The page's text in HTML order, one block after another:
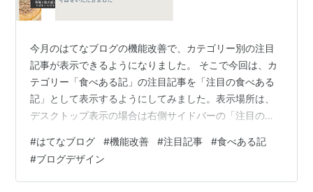
今月のはてなブログの機能改善で、カテゴリー別の注目
記事が表示できるようになりました。 そこで今回は、カ
テゴリー「食べある記」の注目記事を「注目の食べある
記」として表示するようにしてみました。表示場所は、
デスクトップ表示の場合は右側サイドバーの「注目の記
記事からさらにスクロールした後の「注目の記事」の下
になります。 ……いずれにせよ、「注目の記事」の下と
いうことですね。（笑）現時点で記事数は600件近くに
#はてなブログ #機能改善 #注目記事 #食べある記
#ブログデザイン